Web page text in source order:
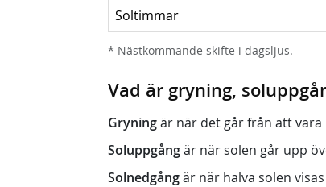
Soltimmar
* Nästkommande skifte i dagsljus.
Vad är gryning,
Gryningär när det går från att
Soluppgångär när solen går upp
Solnedgångär när halva solen